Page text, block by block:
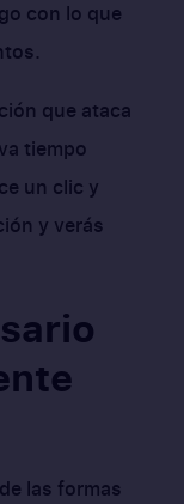
con lo que
que ataca
tiempo
un clic y
y verás
las formas